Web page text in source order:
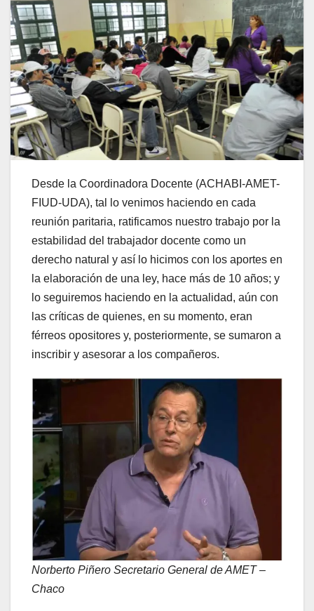
Desde la Coordinadora Docente (ACHABI-AMET-
FIUD-UDA), tal lo venimos haciendo en cada
reunión paritaria, ratificamos nuestro trabajo por la
estabilidad del trabajador docente como un
derecho natural y así lo hicimos con los aportes en
la elaboración de una ley, hace más de 10 años; y
lo seguiremos haciendo en la actualidad, aún con
las críticas de quienes, en su momento, eran
férreos opositores y, posteriormente, se sumaron a
inscribir y asesorar a los compañeros.
Norberto Piñero Secretario General de AMET –
Chaco